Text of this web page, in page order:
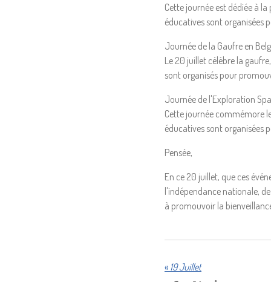
Cette journée est dédiée à
éducatives sont organisées
Journée de la Gaufre en
Le 20 juillet célèbre la
sont organisés pour
Journée de l'Exploration
Cette journée commémore
éducatives sont organisées
Pensée,
En ce 20 juillet, que ces
l'indépendance nationale,
à promouvoir la
« 19 Juillet